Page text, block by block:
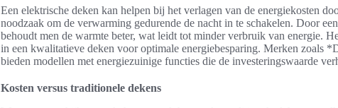
Een elektrische deken kan helpen bij het verlagen van de energiekosten
noodzaak om de verwarming gedurende de nacht in te schakelen. Door
behoudt men de warmte beter, wat leidt tot minder verbruik van energie.
in een kwalitatieve deken voor optimale energiebesparing. Merken zoals
bieden modellen met energiezuinige functies die de investeringswaarde
Kosten versus traditionele dekens